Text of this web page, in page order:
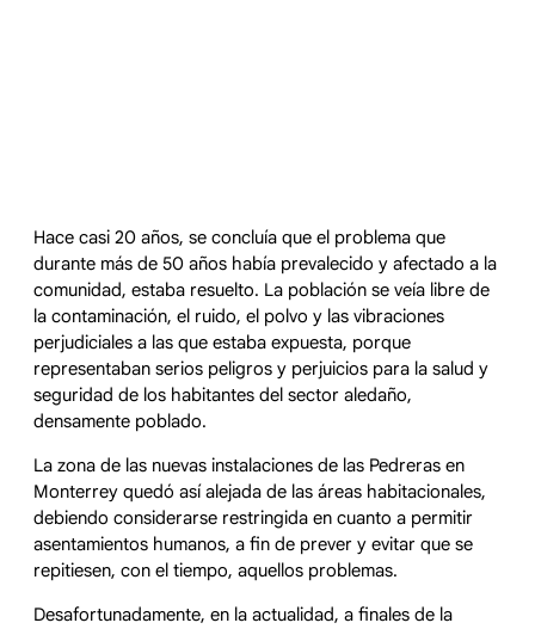
Hace casi 20 años, se concluía que el problema que
durante más de 50 años había prevalecido y afectado a la
comunidad, estaba resuelto. La población se veía libre de
la contaminación, el ruido, el polvo y las vibraciones
perjudiciales a las que estaba expuesta, porque
representaban serios peligros y perjuicios para la salud y
seguridad de los habitantes del sector aledaño,
densamente poblado.
La zona de las nuevas instalaciones de las Pedreras en
Monterrey quedó así alejada de las áreas habitacionales,
debiendo considerarse restringida en cuanto a permitir
asentamientos humanos, a fin de prever y evitar que se
repitiesen, con el tiempo, aquellos problemas.
Desafortunadamente, en la actualidad, a finales de la